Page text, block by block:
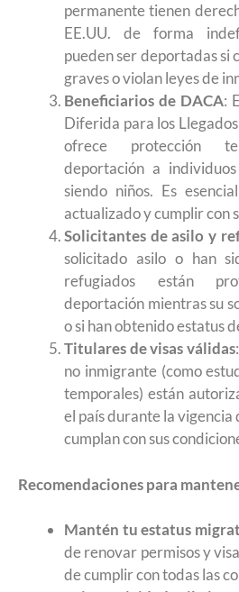
permanente tienen
EE.UU. de forma
pueden ser deportadas si
graves o violan leyes de
Beneficiarios de DACA:
Diferida para los
ofrece protección
deportación a
siendo niños. Es
actualizado y cumplir con
Solicitantes de asilo y
solicitado asilo o han
refugiados están
deportación mientras su
o si han obtenido estatus
Titulares de visas válidas
no inmigrante (como
temporales) están
el país durante la vigencia
cumplan con sus
Recomendaciones para
Mantén tu estatus
de renovar permisos y
de cumplir con todas las